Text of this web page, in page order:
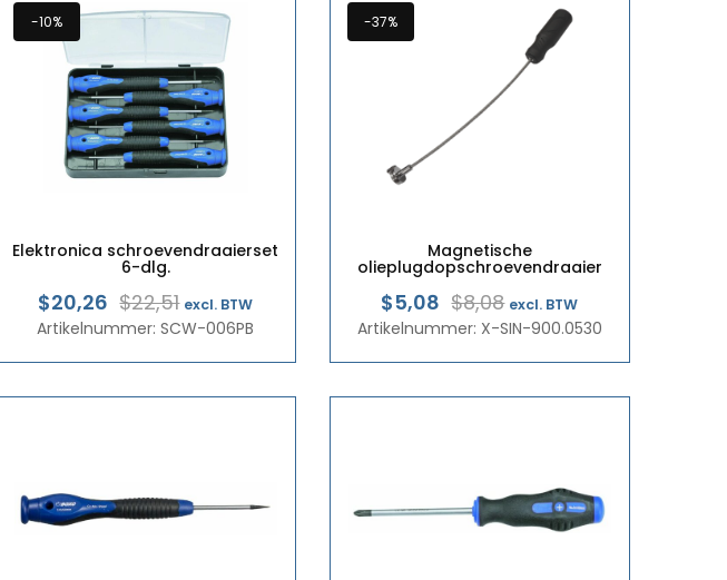
-10%
Elektronica schroevendraaierset
6-dlg.
$22,51Oorspronkelijke
prijs
was:
€19,50.
$20,26
Huidige
prijs
is:
€17,55.
excl. BTW
Artikelnummer: SCW-006PB
-37%
Magnetische
olieplugdopschroevendraaier
$8,08Oorspronkelijke
prijs
was:
€7,00.
$5,08
Huidige
prijs
is:
€4,40.
excl. BTW
Artikelnummer: X-SIN-900.0530